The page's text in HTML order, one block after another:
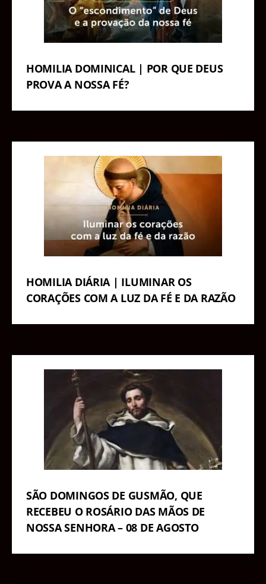
HOMILIA DOMINICAL | POR QUE DEUS
PROVA A NOSSA FÉ?
HOMILIA DIÁRIA | ILUMINAR OS
CORAÇÕES COM A LUZ DA FÉ E DA RAZÃO
SÃO DOMINGOS DE GUSMÃO, QUE
RECEBEU O ROSÁRIO DAS MÃOS DE
NOSSA SENHORA – 08 DE AGOSTO